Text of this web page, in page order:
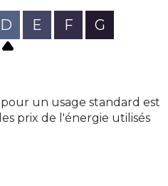
sur le siteGéorisques
D E F G
un usage standard est
prix de l'énergie utilisés